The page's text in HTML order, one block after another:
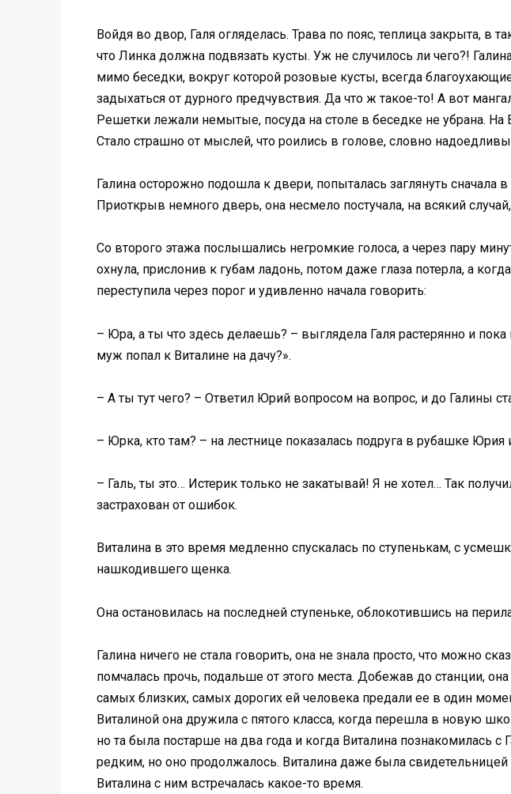
Войдя во двор, Галя огляделась. Трава по пояс, теплица закрыта, в
что Линка должна подвязать кусты. Уж не случилось ли чего?!
мимо беседки, вокруг которой розовые кусты, всегда
задыхаться от дурного предчувствия. Да что ж такое-то! А вот
Решетки лежали немытые, посуда на столе в беседке не убрана. На
Стало страшно от мыслей, что роились в голове, словно
Галина осторожно подошла к двери, попыталась заглянуть
Приоткрыв немного дверь, она несмело постучала, на всякий
Со второго этажа послышались негромкие голоса, а через пару
охнула, прислонив к губам ладонь, потом даже глаза потерла, а
переступила через порог и удивленно начала говорить:
– Юра, а ты что здесь делаешь? – выглядела Галя растерянно и
муж попал к Виталине на дачу?».
– А ты тут чего? – Ответил Юрий вопросом на вопрос, и до Галины
– Юрка, кто там? – на лестнице показалась подруга в рубашке Юрия
– Галь, ты это… Истерик только не закатывай! Я не хотел… Так
застрахован от ошибок.
Виталина в это время медленно спускалась по ступенькам, с
нашкодившего щенка.
Она остановилась на последней ступеньке, облокотившись на
Галина ничего не стала говорить, она не знала просто, что можно
помчалась прочь, подальше от этого места. Добежав до станции,
самых близких, самых дорогих ей человека предали ее в один
Виталиной она дружила с пятого класса, когда перешла в новую
но та была постарше на два года и когда Виталина познакомилась
редким, но оно продолжалось. Виталина даже была
Виталина с ним встречалась какое-то время.